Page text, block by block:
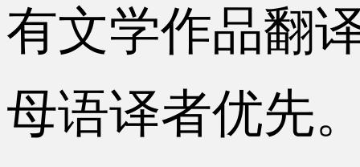
有文学作品翻
母语译者优先